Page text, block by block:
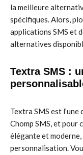
la meilleure
spécifiques. Alors,
applications SMS et
alternatives
Textra SMS :
Textra SMS est
Chomp SMS, et
élégante et moderne,
personnalisation.